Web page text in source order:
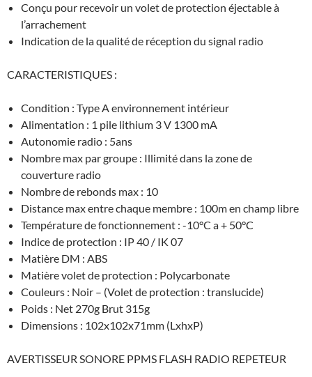
Conçu pour recevoir un volet de protection éjectable à
l’arrachement
Indication de la qualité de réception du signal radio
CARACTERISTIQUES :
Condition : Type A environnement intérieur
Alimentation : 1 pile lithium 3 V 1300 mA
Autonomie radio : 5ans
Nombre max par groupe : Illimité dans la zone de
couverture radio
Nombre de rebonds max : 10
Distance max entre chaque membre : 100m en champ libre
Température de fonctionnement : -10°C a + 50°C
Indice de protection : IP 40 / IK 07
Matière DM : ABS
Matière volet de protection : Polycarbonate
Couleurs : Noir – (Volet de protection : translucide)
Poids : Net 270g Brut 315g
Dimensions : 102x102x71mm (LxhxP)
AVERTISSEUR SONORE PPMS FLASH RADIO REPETEUR